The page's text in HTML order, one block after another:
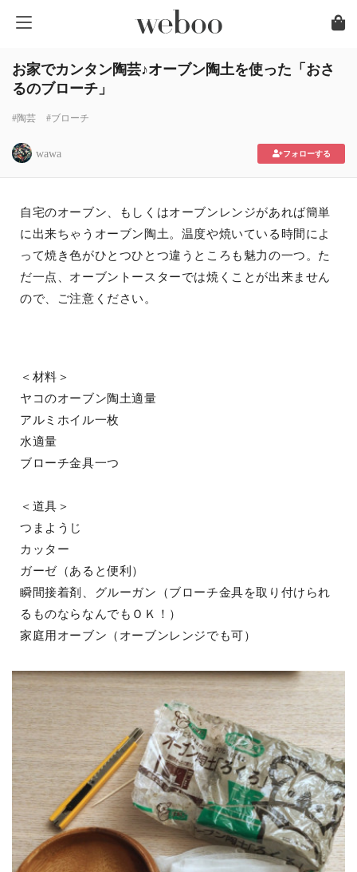
お家でカンタン陶芸♪オーブン陶土を使った「おさ
るのブローチ」
#陶芸 #ブローチ
wawa フォローする
自宅のオーブン、もしくはオーブンレンジがあれば簡単
に出来ちゃうオーブン陶土。温度や焼いている時間によ
って焼き色がひとつひとつ違うところも魅力の一つ。た
だ一点、オーブントースターでは焼くことが出来ません
ので、ご注意ください。
＜材料＞
ヤコのオーブン陶土適量
アルミホイル一枚
水適量
ブローチ金具一つ
＜道具＞
つまようじ
カッター
ガーゼ（あると便利）
瞬間接着剤、グルーガン（ブローチ金具を取り付けられ
るものならなんでもＯＫ！）
家庭用オーブン（オーブンレンジでも可）